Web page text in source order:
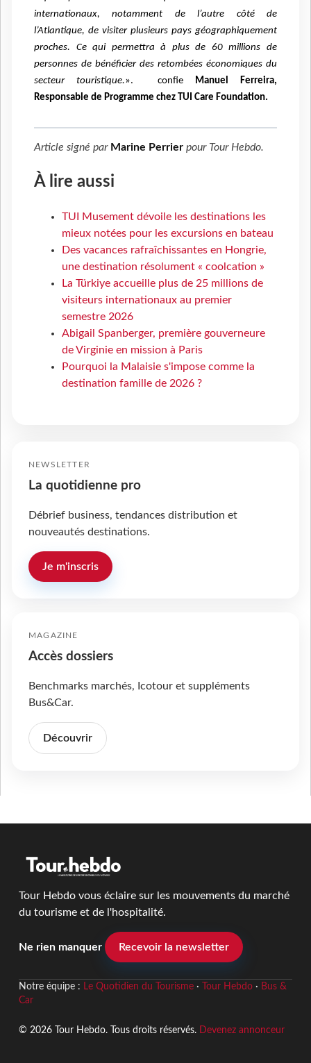
internationaux, notamment de l’autre côté de
l’Atlantique, de visiter plusieurs pays géographiquement
proches. Ce qui permettra à plus de 60 millions de
personnes de bénéficier des retombées économiques du
secteur touristique.». confie Manuel Ferreira,
Responsable de Programme chez TUI Care Foundation.
Article signé par Marine Perrier pour Tour Hebdo.
À lire aussi
TUI Musement dévoile les destinations les
mieux notées pour les excursions en bateau
Des vacances rafraîchissantes en Hongrie,
une destination résolument « coolcation »
La Türkiye accueille plus de 25 millions de
visiteurs internationaux au premier
semestre 2026
Abigail Spanberger, première gouverneure
de Virginie en mission à Paris
Pourquoi la Malaisie s'impose comme la
destination famille de 2026 ?
NEWSLETTER
La quotidienne pro
Débrief business, tendances distribution et
nouveautés destinations.
Je m'inscris
MAGAZINE
Accès dossiers
Benchmarks marchés, Icotour et suppléments
Bus&Car.
Découvrir
Tour Hebdo vous éclaire sur les mouvements du marché
du tourisme et de l'hospitalité.
Ne rien manquer Recevoir la newsletter
Notre équipe : Le Quotidien du Tourisme· Tour Hebdo· Bus &
Car
© 2026 Tour Hebdo. Tous droits réservés. Devenez annonceur